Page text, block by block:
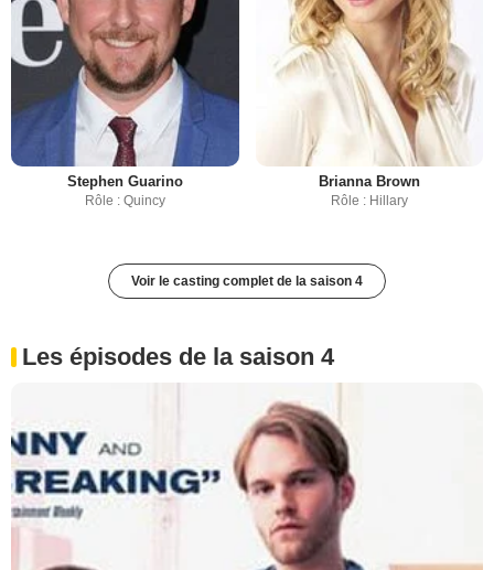
Stephen Guarino
Rôle : Quincy
Brianna Brown
Rôle : Hillary
Voir le casting complet de la saison 4
Les épisodes de la saison 4